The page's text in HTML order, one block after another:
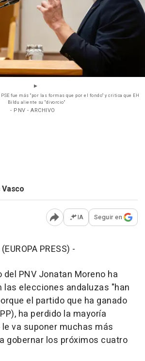
fue más "por las formas que por el fondo" y critica que EH
Bildu aliente su "divorcio"
- PNV - ARCHIVO
Abrir opciones para
IA Seguir en
PRESS) -
PNV Jonatan Moreno ha
las elecciones andaluzas "han
el partido que ha ganado
ha perdido la mayoría
va suponer muchas más
gobernar los próximos cuatro